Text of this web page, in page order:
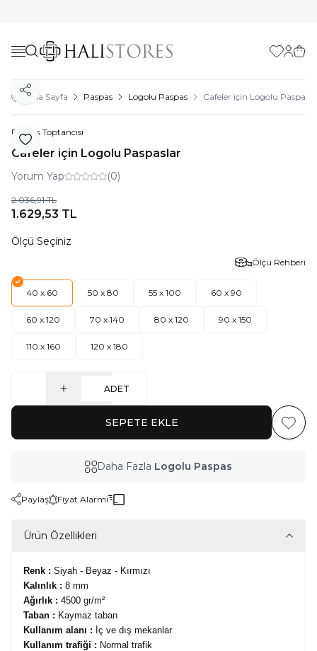
Favorilerim
Ana Sayfa Paspas Logolu Paspas Cafeler için Logolu
Favoriye Ekle
Paylaş
Paspas Toptancısı
Cafeler için Logolu Paspaslar
Yorum Yap (0)
2.036,91TL
1.629,53 TL
Ölçü Seçiniz
Ölçü Rehberi
40 x 60 50 x 80 55 x 100 60 x 90
60 x 120 70 x 140 80 x 120 90 x 150
110 x 160 120 x 180
ADET
SEPETE EKLE
Daha Fazla Logolu Paspas
Paylaş Fiyat Alarmı
Ürün Özellikleri
Renk : Siyah - Beyaz - Kırmızı
Kalınlık : 8 mm
Ağırlık : 4500 gr/m²
Taban : Kaymaz taban
Kullanım alanı : İç ve dış mekanlar
Kullanım trafiği : Normal trafik